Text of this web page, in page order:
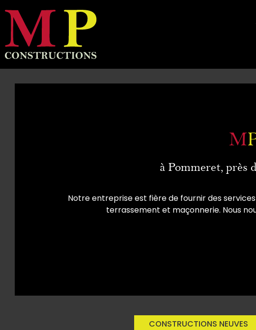
M
à Pommeret, près
Notre entreprise est fière de fournir des
terrassement et maçonnerie. Nous
CONSTRUCTIONS NEUVES